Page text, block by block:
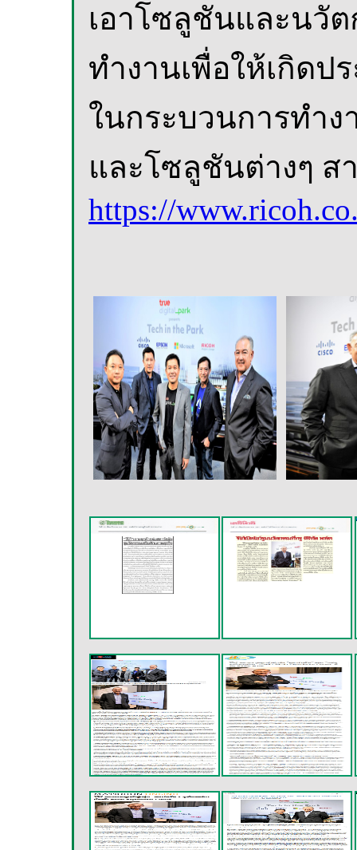
เอาโซลูชันและนวั
ทำงานเพื่อให้เกิด
ในกระบวนการทำ
และโซลูชันต่างๆ ส
https://